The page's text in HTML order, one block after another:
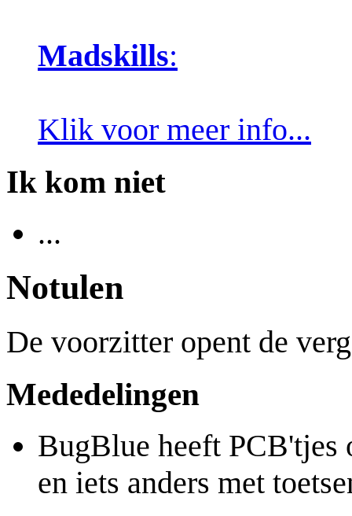
Madskills:
Klik voor meer info...
Ik kom niet
...
Notulen
De voorzitter opent de
Mededelingen
BugBlue heeft PCB'tjes
en iets anders met